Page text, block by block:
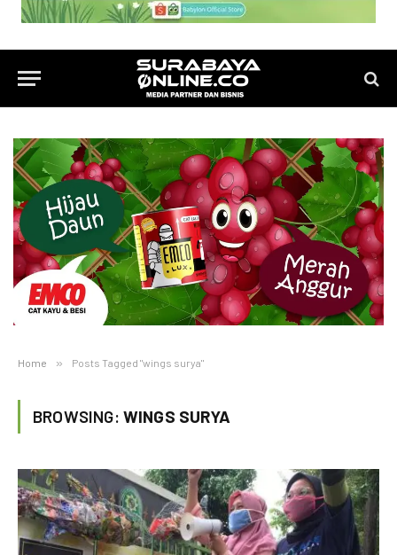
Home » Posts Tagged "wings surya"
BROWSING: WINGS SURYA